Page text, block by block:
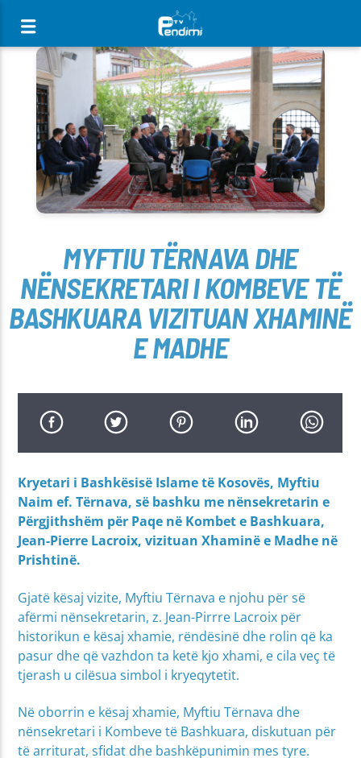
[There are no radio stations in the database]
MYFTIU TËRNAVA DHE
NËNSEKRETARI I KOMBEVE TË
BASHKUARA VIZITUAN XHAMINË
E MADHE
Kryetari i Bashkësisë Islame të Kosovës, Myftiu
Naim ef. Tërnava, së bashku me nënsekretarin e
Përgjithshëm për Paqe në Kombet e Bashkuara,
Jean-Pierre Lacroix, vizituan Xhaminë e Madhe në
Prishtinë.
Gjatë kësaj vizite, Myftiu Tërnava e njohu për së
afërmi nënsekretarin, z. Jean-Pirrre Lacroix për
historikun e kësaj xhamie, rëndësinë dhe rolin që ka
pasur dhe që vazhdon ta ketë kjo xhami, e cila veç të
tjerash u cilësua simbol i kryeqytetit.
Në oborrin e kësaj xhamie, Myftiu Tërnava dhe
nënsekretari i Kombeve të Bashkuara, diskutuan për
të arriturat, sfidat dhe bashkëpunimin mes tyre.